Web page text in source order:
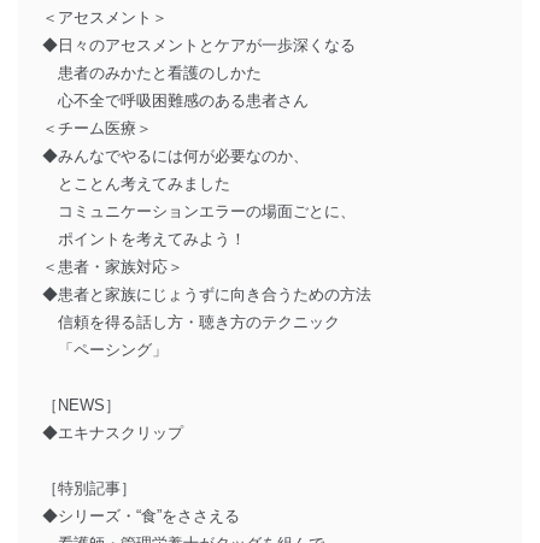
＜アセスメント＞
◆日々のアセスメントとケアが一歩深くなる
患者のみかたと看護のしかた
心不全で呼吸困難感のある患者さん
＜チーム医療＞
◆みんなでやるには何が必要なのか、
とことん考えてみました
コミュニケーションエラーの場面ごとに、
ポイントを考えてみよう！
＜患者・家族対応＞
◆患者と家族にじょうずに向き合うための方法
信頼を得る話し方・聴き方のテクニック
「ペーシング」
［NEWS］
◆エキナスクリップ
［特別記事］
◆シリーズ・“食”をささえる